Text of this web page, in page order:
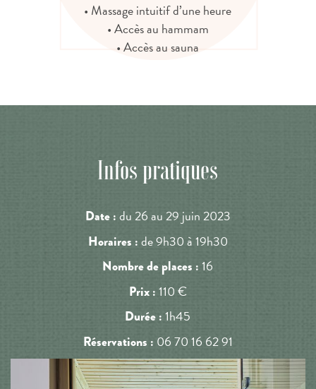
• Massage intuitif d’une heure
• Accès au hammam
• Accès au sauna
Infos pratiques
Date :du 26 au 29 juin 2023
Horaires :de 9h30 à 19h30
Nombre de places :16
Prix :110 €
Durée :1h45
Réservations : 06 70 16 62 91